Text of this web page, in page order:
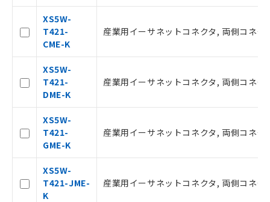
XS5W-
T421-
CME-K
産業用イーサネットコネクタ, 両側コネ
XS5W-
T421-
DME-K
産業用イーサネットコネクタ, 両側コネ
XS5W-
T421-
GME-K
産業用イーサネットコネクタ, 両側コネ
XS5W-
T421-JME-
K
産業用イーサネットコネクタ, 両側コネ
たはお客様担当のオムロン制御
機器販売店・当社販売員にご確
空
白
受注生産機種、また在庫状況の
点は「販売ネットワーク
」をご確認
ください。
在庫状況および標準価格結果を当社の
事前の承諾なく第三者に漏洩または開
示しないようお願いします。
マイパーツ機能（部品リスト作成サー
ビス）をご利用いただくには、I-Web
メンバーズにご登録されている必要が
あります。
お客様が当ウェブサイト上で当社にご
登録された部品リストについて、当社
および当社の共同利用者が、当社の製
品・サービスに関するお客様との取
引・商談に必要な範囲で利用すること
をご了承ください。